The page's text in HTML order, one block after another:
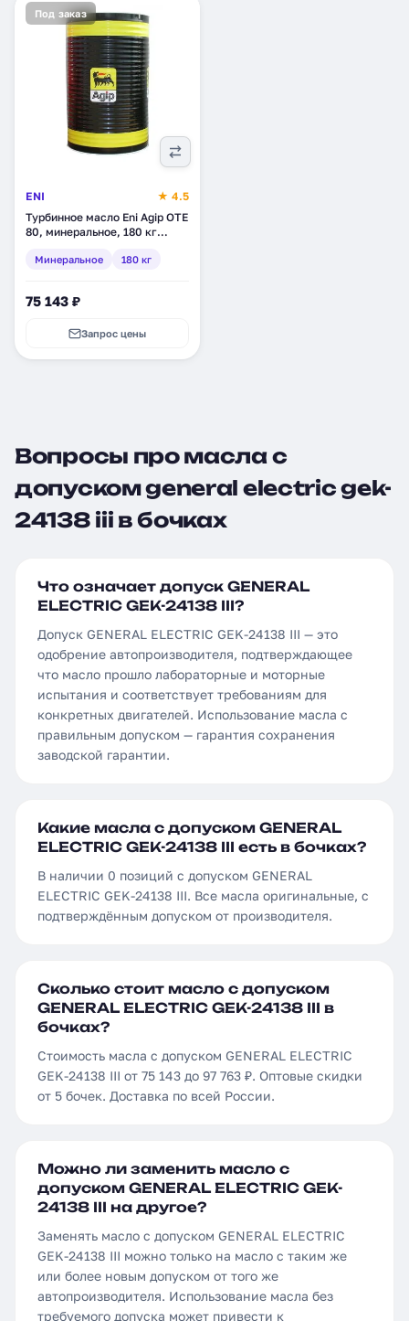
Под заказ
ENI
★ 4.5
Турбинное масло Eni Agip OTE
80, минеральное, 180 кг
Минеральное 180 кг
75 143 ₽
Запрос цены
Вопросы про масла с
допуском general electric gek-
24138 iii в бочках
Что означает допуск GENERAL
ELECTRIC GEK-24138 III?
Допуск GENERAL ELECTRIC GEK-24138 III — это
одобрение автопроизводителя, подтверждающее
что масло прошло лабораторные и моторные
испытания и соответствует требованиям для
конкретных двигателей. Использование масла с
правильным допуском — гарантия сохранения
заводской гарантии.
Какие масла с допуском GENERAL
ELECTRIC GEK-24138 III есть в бочках?
В наличии 0 позиций с допуском GENERAL
ELECTRIC GEK-24138 III. Все масла оригинальные, с
подтверждённым допуском от производителя.
Сколько стоит масло с допуском
GENERAL ELECTRIC GEK-24138 III в
бочках?
Стоимость масла с допуском GENERAL ELECTRIC
GEK-24138 III от 75 143 до 97 763 ₽. Оптовые скидки
от 5 бочек. Доставка по всей России.
Можно ли заменить масло с
допуском GENERAL ELECTRIC GEK-
24138 III на другое?
Заменять масло с допуском GENERAL ELECTRIC
GEK-24138 III можно только на масло с таким же
или более новым допуском от того же
автопроизводителя. Использование масла без
требуемого допуска может привести к